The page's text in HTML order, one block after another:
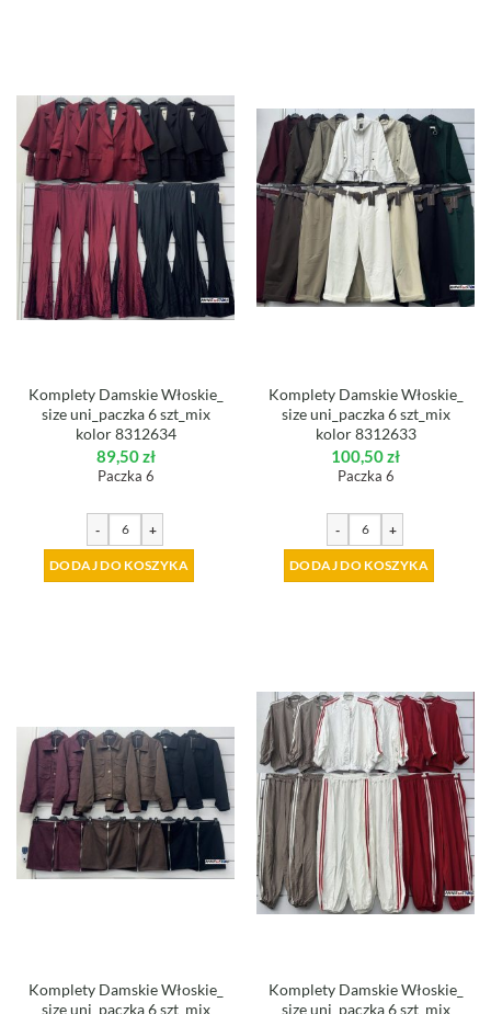
Komplety Damskie Włoskie_
size uni_paczka 6 szt_mix
kolor 8312634
89,50zł
Paczka 6
- +
DODAJ DO KOSZYKA
Komplety Damskie Włoskie_
size uni_paczka 6 szt_mix
kolor 8312633
100,50zł
Paczka 6
- +
DODAJ DO KOSZYKA
Komplety Damskie Włoskie_
size uni_paczka 6 szt_mix
Komplety Damskie Włoskie_
size uni_paczka 6 szt_mix